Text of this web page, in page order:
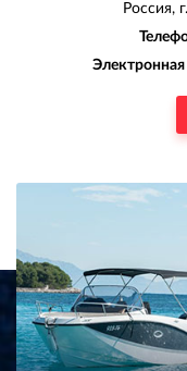
Россия,
Электронная